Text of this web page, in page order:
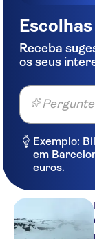
dock.
Hotel
Skald
by Hilton
6
Hotel
Receba
os seus
Exemplo:
em
euros.